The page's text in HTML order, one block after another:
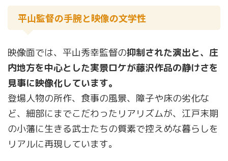
平山監督の手腕と映像の文学性
映像面では、平山秀幸監督の抑制された演出と、庄
内地方を中心とした実景ロケが藤沢作品の静けさを
見事に映像化しています。
登場人物の所作、食事の風景、障子や床の劣化な
ど、細部にまでこだわったリアリズムが、江戸末期
の小藩に生きる武士たちの質素で控えめな暮らしを
リアルに再現しています。